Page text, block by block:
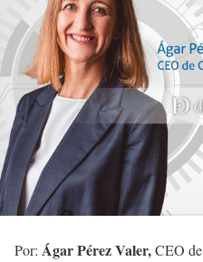
Por: Ágar Pérez Valer,CEO de